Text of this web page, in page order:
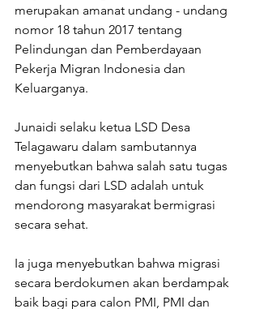
merupakan amanat undang - undang
nomor 18 tahun 2017 tentang
Pelindungan dan Pemberdayaan
Pekerja Migran Indonesia dan
Keluarganya.
Junaidi selaku ketua LSD Desa
Telagawaru dalam sambutannya
menyebutkan bahwa salah satu tugas
dan fungsi dari LSD adalah untuk
mendorong masyarakat bermigrasi
secara sehat.
Ia juga menyebutkan bahwa migrasi
secara berdokumen akan berdampak
baik bagi para calon PMI, PMI dan